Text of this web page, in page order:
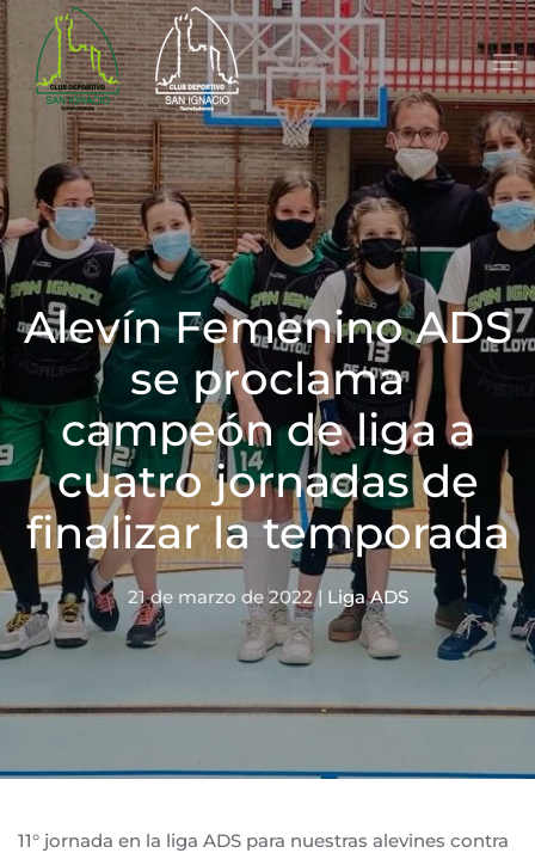
Skip to main content
Alevín Femenino ADS
se proclama
campeón de liga a
cuatro jornadas de
finalizar la temporada
21 de marzo de 2022| Liga ADS
11° jornada en la liga ADS para nuestras alevines contra